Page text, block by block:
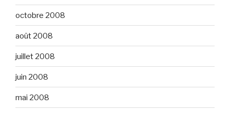
octobre 2008
août 2008
juillet 2008
juin 2008
mai 2008